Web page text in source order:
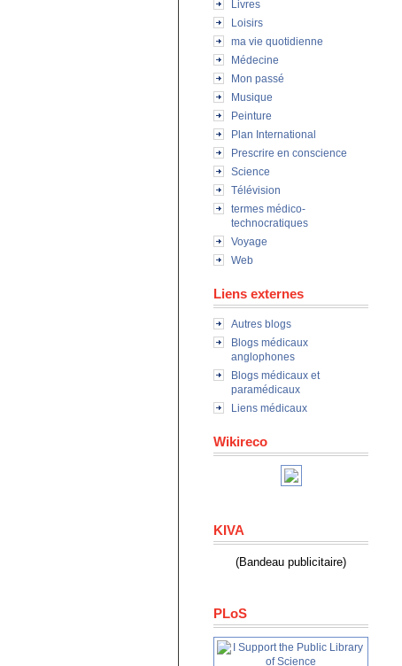
Livres
Loisirs
ma vie quotidienne
Médecine
Mon passé
Musique
Peinture
Plan International
Prescrire en conscience
Science
Télévision
termes médico-
technocratiques
Voyage
Web
Liens externes
Autres blogs
Blogs médicaux
anglophones
Blogs médicaux et
paramédicaux
Liens médicaux
Wikireco
KIVA
(Bandeau publicitaire)
PLoS